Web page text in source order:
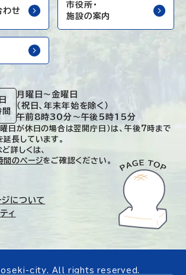
わせ
市役所・
施設の案内
間
月曜日～金曜日
（祝日、年末年始を除く）
午前8時30分～午後5時15分
日が休日の場合は翌開庁日）は、午後7時まで
長しています。
詳しくは、
間のページをご確認ください。
について
ィ
city. All rights reserved.